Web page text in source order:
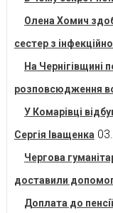
Олена Хомич
сестер з
На Чернігівщині
розповсюдження
У Комарівці
Сергія Іващенка
Чергова
доставили
Доплата до